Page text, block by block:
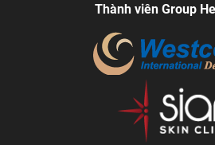
Thành viên Group